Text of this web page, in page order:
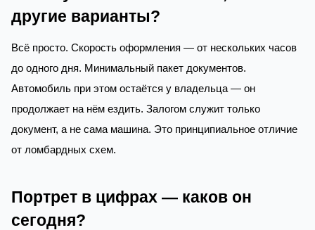
другие варианты?
Всё просто. Скорость оформления — от нескольких часов
до одного дня. Минимальный пакет документов.
Автомобиль при этом остаётся у владельца — он
продолжает на нём ездить. Залогом служит только
документ, а не сама машина. Это принципиальное отличие
от ломбардных схем.
Портрет в цифрах — каков он
сегодня?